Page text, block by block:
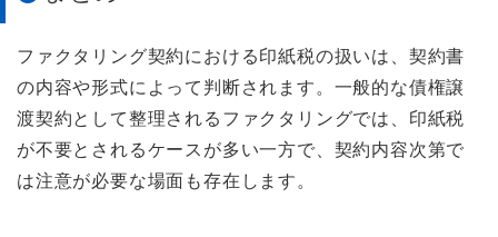
ファクタリング契約における印紙税の扱いは、契約書
の内容や形式によって判断されます。一般的な債権譲
渡契約として整理されるファクタリングでは、印紙税
が不要とされるケースが多い一方で、契約内容次第で
は注意が必要な場面も存在します。